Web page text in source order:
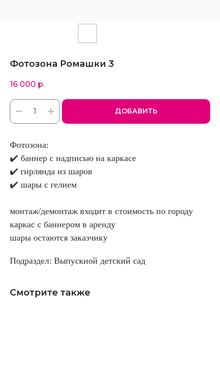
Фотозона Ромашки 3
16 000 р.
ДОБАВИТЬ
Фотозона:
✔️ баннер с надписью на каркасе
✔️ гирлянда из шаров
✔️ шары с гелием
монтаж/демонтаж входит в стоимость по городу
каркас с баннером в аренду
шары остаются заказчику
Подраздел: Выпускной детский сад
Смотрите также